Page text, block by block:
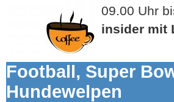
09.00 Uhr
insider mit
Football, Super
Hundewelpen